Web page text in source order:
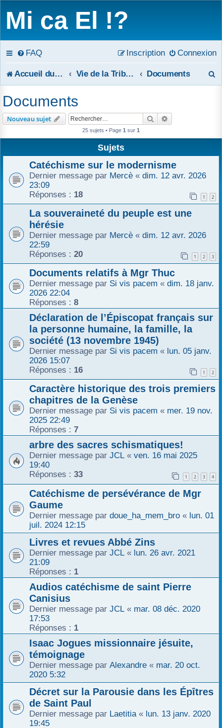
Mi ca El !?
FAQ Connexion
Inscription
Accueil du forum Vie de la Tribune Documents
Documents
Nouveau sujet Rechercher
25 sujets • Page 1 sur 1
Sujets
Catéchisme sur le modernisme
Dernier message par Mercè « dim. 12 avr. 2026
23:09
Réponses : 18 1 2
La souveraineté du peuple est une
hérésie
Dernier message par Mercè « dim. 12 avr. 2026
22:59
Réponses : 20 1 2 3
Documents relatifs à Mgr Thuc
Dernier message par Si vis pacem « dim. 18 janv.
2026 22:04
Réponses : 8
Déclaration de l’Épiscopat français sur
la personne humaine, la famille, la
société (13 novembre 1945)
Dernier message par Si vis pacem « lun. 05 janv.
2026 15:07
Réponses : 16 1 2
Caractère historique des trois premiers
chapitres de la Genèse
Dernier message par Si vis pacem « mer. 19 nov.
2025 22:49
Réponses : 7
arbre des sacres schismatiques!
Dernier message par JCL « ven. 16 mai 2025
19:40
Réponses : 33 1 2 3 4
Catéchisme de persévérance de Mgr
Gaume
Dernier message par doue_ha_mem_bro « lun. 01
juil. 2024 12:15
Livres et revues Abbé Zins
Dernier message par JCL « lun. 26 avr. 2021
21:09
Réponses : 1
Audios catéchisme de saint Pierre
Canisius
Dernier message par JCL « mar. 08 déc. 2020
17:53
Réponses : 1
Isaac Jogues missionnaire jésuite,
témoignage
Dernier message par Alexandre « mar. 20 oct.
2020 5:32
Décret sur la Parousie dans les Épîtres
de Saint Paul
Dernier message par Laetitia « lun. 13 janv. 2020
19:45